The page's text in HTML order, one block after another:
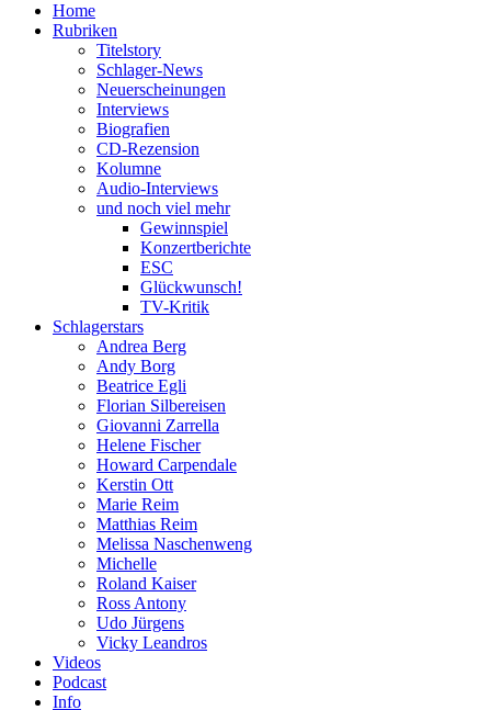
Home
Rubriken
Titelstory
Schlager-News
Neuerscheinungen
Interviews
Biografien
CD-Rezension
Kolumne
Audio-Interviews
und noch viel mehr
Gewinnspiel
Konzertberichte
ESC
Glückwunsch!
TV-Kritik
Schlagerstars
Andrea Berg
Andy Borg
Beatrice Egli
Florian Silbereisen
Giovanni Zarrella
Helene Fischer
Howard Carpendale
Kerstin Ott
Marie Reim
Matthias Reim
Melissa Naschenweng
Michelle
Roland Kaiser
Ross Antony
Udo Jürgens
Vicky Leandros
Videos
Podcast
Info